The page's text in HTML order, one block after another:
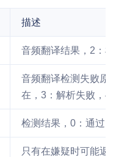
描述
音频翻译结果，2：
音频翻译检测失败原
在，3：解析失败，4
检测结果，0：通过
只有在嫌疑时可能返